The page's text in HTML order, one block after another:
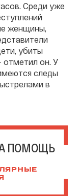
Среди уже
женщины,
убиты
он. У
следы
в
ПОМОЩЬ